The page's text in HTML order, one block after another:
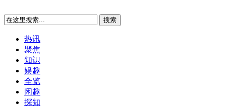
热讯
聚焦
知识
娱趣
全览
闲趣
探知